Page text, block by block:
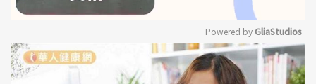
Mute
Powered by GliaStudios